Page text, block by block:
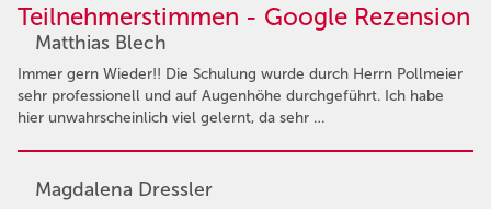
Teilnehmerstimmen - Google Rezension
Matthias Blech
Immer gern Wieder!! Die Schulung wurde durch Herrn Pollmeier
sehr professionell und auf Augenhöhe durchgeführt. Ich habe
hier unwahrscheinlich viel gelernt, da sehr …
Magdalena Dressler